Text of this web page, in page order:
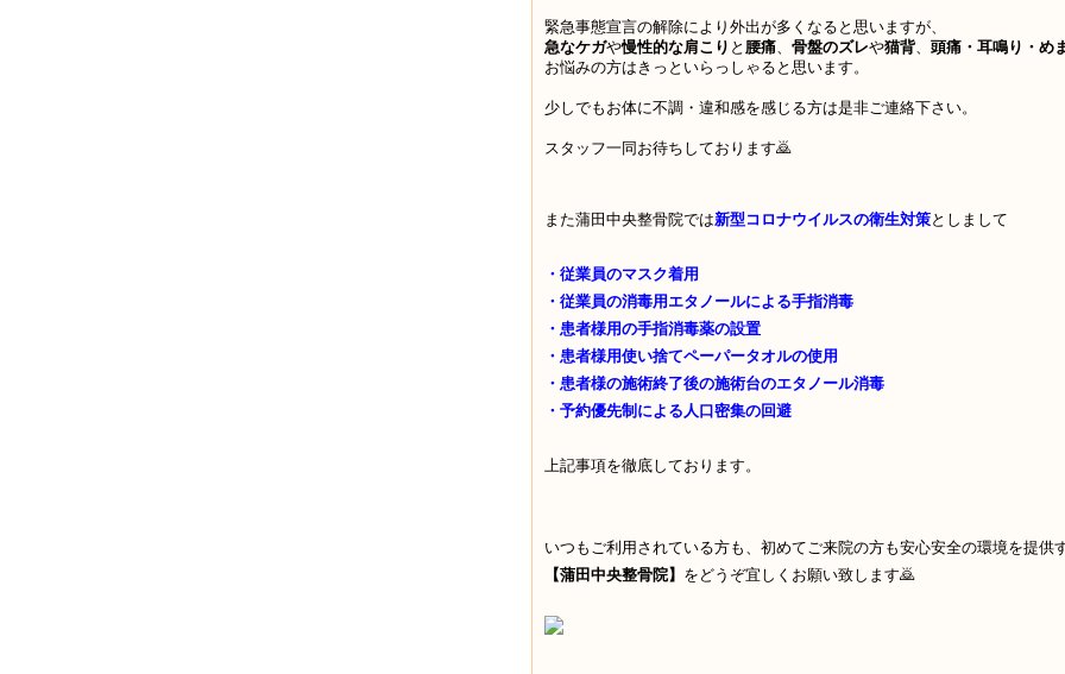
緊急事態宣言の解除により外出が多くなると思いますが、
急なケガや慢性的な肩こり と 腰痛、 骨盤のズレや猫背、 頭痛・耳鳴り・め
お悩みの方はきっといらっしゃると思います。
少しでもお体に不調・違和感を感じる方は是非ご連絡下さい。
スタッフ一同お待ちしております🙇
また蒲田中央整骨院では新型コロナウイルスの衛生対策としまして
・従業員のマスク着用
・従業員の消毒用エタノールによる手指消毒
・患者様用の手指消毒薬の設置
・患者様用使い捨てペーパータオルの使用
・患者様の施術終了後の施術台のエタノール消毒
・予約優先制による人口密集の回避
上記事項を徹底しております。
いつもご利用されている方も、初めてご来院の方も安心安全の環境を提供
【蒲田中央整骨院】 をどうぞ宜しくお願い致します🙇